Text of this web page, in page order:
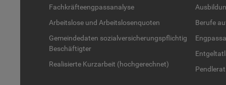
Fach­kräf­te­eng­pass­ana­ly­se
Ar­beits­lo­se und Ar­beits­lo­sen­quo­ten
Ge­mein­de­da­ten so­zi­al­ver­si­che­rungs­pflich­tig
Be­schäf­tig­ter
Rea­li­sier­te Kurz­ar­beit (hoch­ge­rech­net)
Be­ru­fe